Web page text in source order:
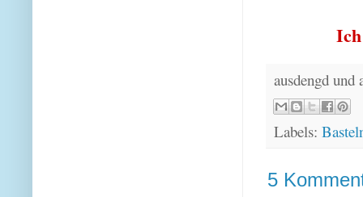
ausdengd
Labels:
5